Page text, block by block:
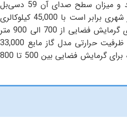
دستگاه بسیار کم صدا می‌باشد و میزان سطح صدای آن 59 دسی‌بل
است. ظرفیت حرارتی مدل گاز شهری برابر است با 45,000 کیلوکالری
بر ساعت که می‌توان آن را برای گرمایش فضایی از 700 الی 900 متر
مکعب استفاده کرد. همچنین، ظرفیت حرارتی مدل گاز مایع 33,000
کیلوکالری بر ساعت می‌باشد که برای گرمایش فضایی بین 500 تا 800